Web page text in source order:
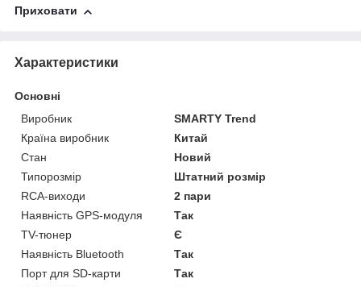
Приховати
Характеристики
Основні
Виробник
SMARTY Trend
Країна виробник
Китай
Стан
Новий
Типорозмір
Штатний розмір
RCA-виходи
2 пари
Наявність GPS-модуля
Так
TV-тюнер
Є
Наявність Bluetooth
Так
Порт для SD-карти
Так